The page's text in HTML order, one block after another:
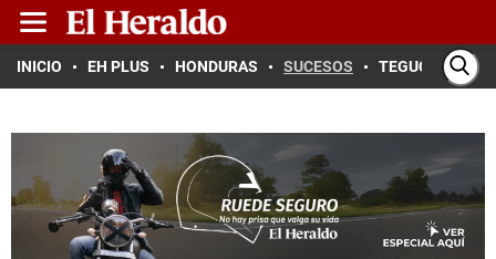
INICIO EH PLUS HONDURAS SUCESOS TEGUCIGALPA